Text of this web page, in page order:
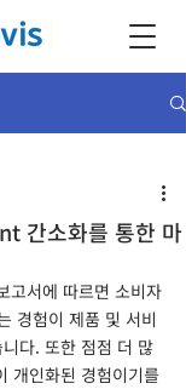
간소화를 통한 마
서에 따르면 소비자
경험이 제품 및 서비
다. 또한 점점 더 많
개인화된 경험이기를